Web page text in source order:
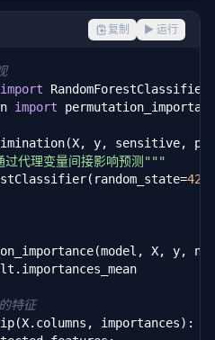
更高，白人 FNR 更高
复制 ▶ 运行
import
import
y, sensitive,
代理变量间接影响预测"""
42
X, y,
特征
importances):